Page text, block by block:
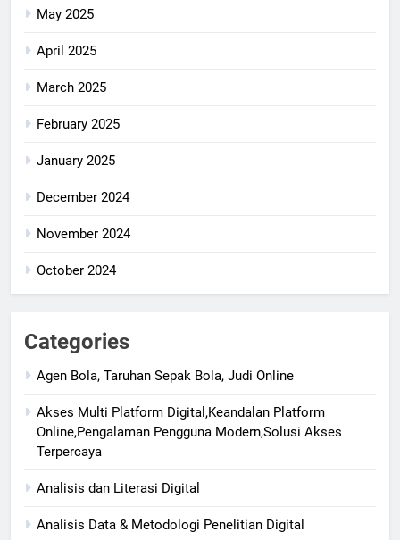
May 2025
April 2025
March 2025
February 2025
January 2025
December 2024
November 2024
October 2024
Categories
Agen Bola, Taruhan Sepak Bola, Judi Online
Akses Multi Platform Digital,Keandalan Platform
Online,Pengalaman Pengguna Modern,Solusi Akses
Terpercaya
Analisis dan Literasi Digital
Analisis Data & Metodologi Penelitian Digital